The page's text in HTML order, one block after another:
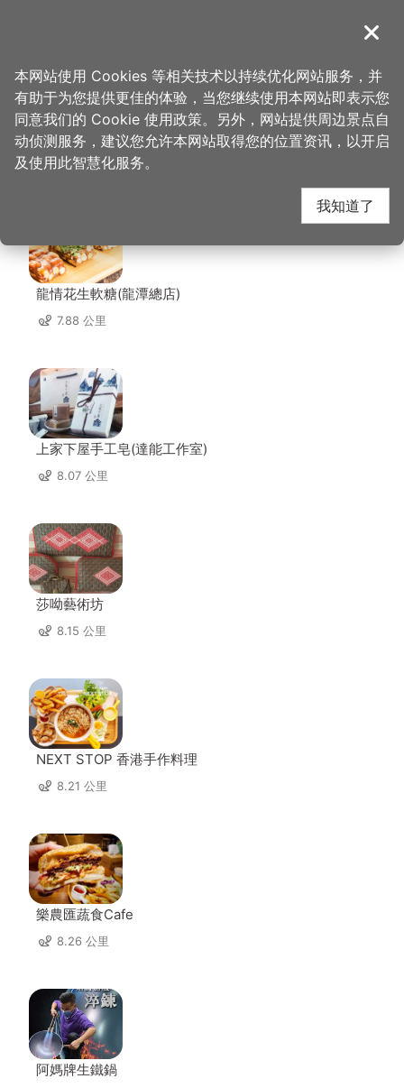
導覽
首页 > 想去的地方 > 美食、购物 > 传香客家餐馆
传香客家餐馆 周边店家
龍情花生軟糖(龍潭總店)
7.88 公里
上家下屋手工皂(達能工作室)
8.07 公里
莎呦藝術坊
8.15 公里
NEXT STOP 香港手作料理
8.21 公里
樂農匯蔬食Cafe
8.26 公里
阿媽牌生鐵鍋
关闭
本网站使用 Cookies 等相关技术以持续优化网站服务，并
有助于为您提供更佳的体验，当您继续使用本网站即表示您
同意我们的 Cookie 使用政策。另外，网站提供周边景点自
动侦测服务，建议您允许本网站取得您的位置资讯，以开启
及使用此智慧化服务。
我知道了